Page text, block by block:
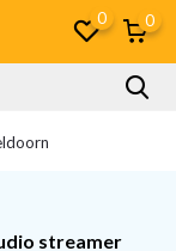
0 0
streamer